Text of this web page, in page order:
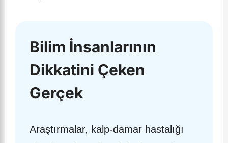
Bilim İnsanlarının
Dikkatini Çeken
Gerçek
Araştırmalar, kalp-damar hastalığı